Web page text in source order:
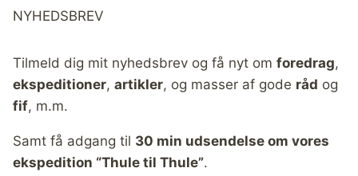
NYHEDSBREV
Tilmeld dig mit nyhedsbrev og få nyt om foredrag,
ekspeditioner, artikler, og masser af gode råd og
fif, m.m.
Samt få adgang til 30 min udsendelse om vores
ekspedition “Thule til Thule”.